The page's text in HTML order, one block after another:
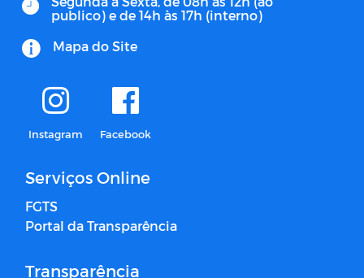
publico) e de 14h às 17h (interno)
Mapa do Site
Instagram Facebook
Serviços Online
FGTS
Portal da Transparência
Transparência